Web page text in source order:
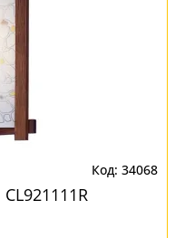
34068